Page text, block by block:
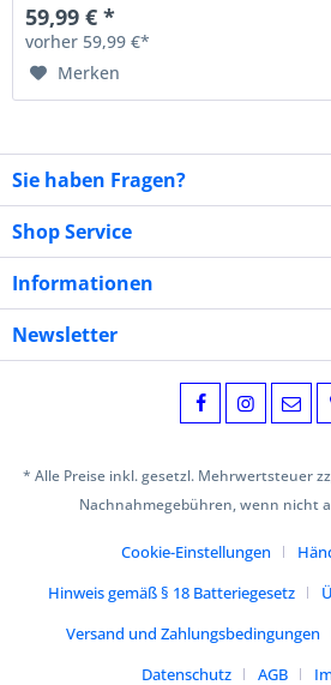
59,99 € *
vorher 59,99 €*
Merken
Sie haben Fragen?
Shop Service
Informationen
Newsletter
* Alle Preise inkl. gesetzl. Mehrwertsteuer
Nachnahmegebühren, wenn nicht
Cookie-Einstellungen
Hinweis gemäß § 18 Batteriegesetz
Versand und Zahlungsbedingungen
Datenschutz
AGB